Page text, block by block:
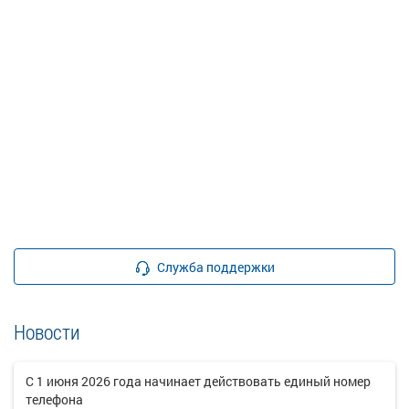
Служба поддержки
Новости
C 1 июня 2026 года начинает действовать единый номер
телефона